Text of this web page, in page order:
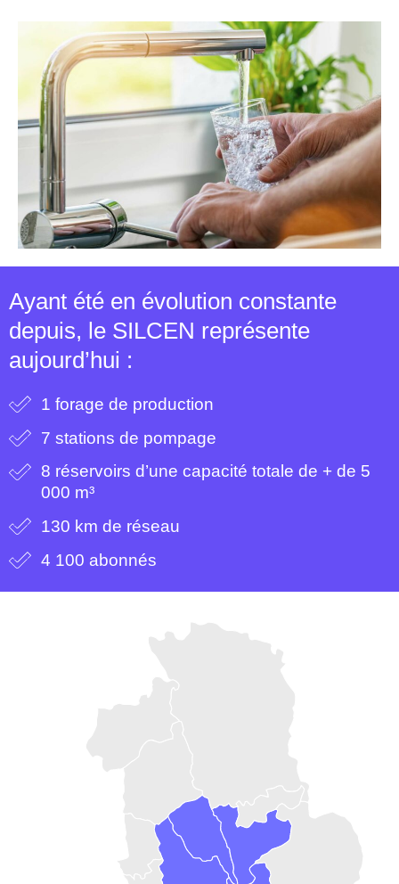
Ayant été en évolution constante
depuis, le SILCEN représente
aujourd’hui :
1 forage de production
7 stations de pompage
8 réservoirs d’une capacité totale de + de 5
000 m³
130 km de réseau
4 100 abonnés